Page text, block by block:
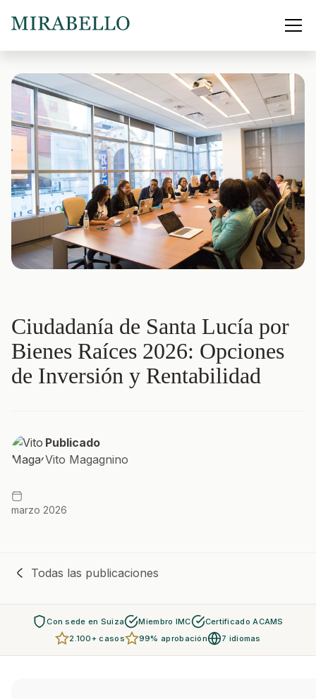
Ciudadanía de Santa Lucía por
Bienes Raíces 2026: Opciones
de Inversión y Rentabilidad
Publicado
Vito Magagnino
marzo 2026
Todas las publicaciones
Con sede en Suiza Miembro IMC
Certificado ACAMS
2.100+ casos
99% aprobación 7 idiomas